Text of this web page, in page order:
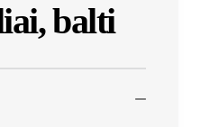
balti